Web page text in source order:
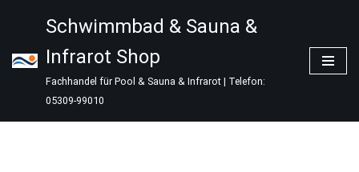
Inhalt
springen
Schwimmbad & Sauna &
Infrarot Shop
Fachhandel für Pool & Sauna & Infrarot | Telefon:
05309-99010